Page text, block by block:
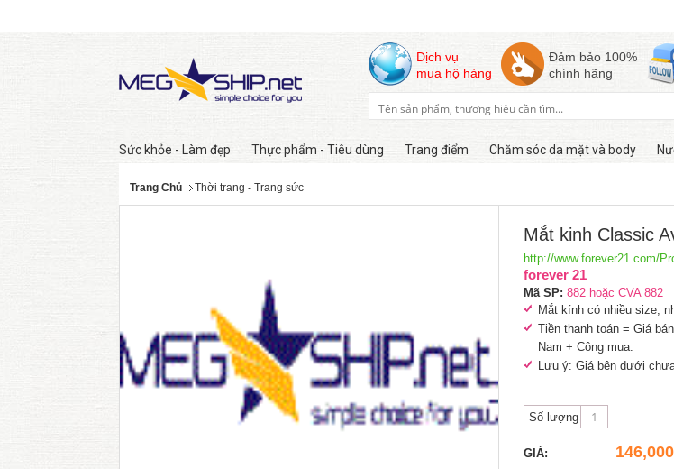
Dịch vụ
mua hộ hàng
Đảm bảo 100%
chính hãng
Sức khỏe - Làm đẹp Thực phẩm - Tiêu dùng Trang điểm Chăm sóc da mặt và body
Trang Chủ Thời trang - Trang sức
Hàng online
Mắt kinh Classic
http://www.forever21.com/
forever 21
Mã SP: 882 hoặc CVA 882
Mắt kính có nhiều size,
Tiền thanh toán = Giá
Nam + Công mua.
Lưu ý: Giá bên dưới
Số lượng
GIÁ: